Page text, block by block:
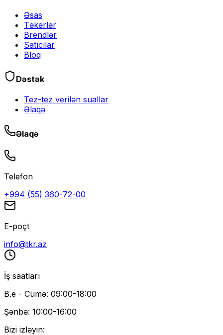
Əsas
Təkərlər
Brendlər
Satıcılar
Bloq
Dəstək
Tez-tez verilən suallar
Əlaqə
Əlaqə
Telefon
+994 (55) 360-72-00
E-poçt
info@tkr.az
İş saatları
B.e - Cümə: 09:00-18:00
Şənbə: 10:00-16:00
Bizi izləyin: